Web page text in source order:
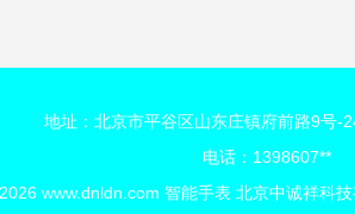
地址：北京市平谷区山东庄镇府前路9号-
电话：1398607**
www.dnldn.com 智能手表 北京中诚祥科技